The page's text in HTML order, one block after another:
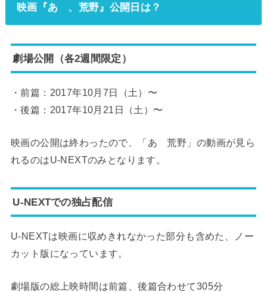
映画『あゝ、荒野』公開日は？
劇場公開（各2週間限定）
・前篇：2017年10月7日（土）〜
・後篇：2017年10月21日（土）〜
映画の公開は終わったので、「あゝ荒野」の動画が見ら
れるのはU-NEXTのみとなります。
U-NEXTでの独占配信
U-NEXTは映画に収めきれなかった部分も含めた、ノー
カット版になっています。
劇場版の総上映時間は前篇、後篇合わせて305分